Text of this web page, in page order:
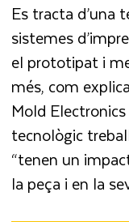
Es tracta d’una
sistemes
el prototipat i
més, com
Mold
tecnològic
“tenen un
la peça i en la